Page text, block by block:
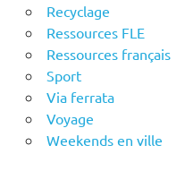
Recyclage
Ressources FLE
Ressources français
Sport
Via ferrata
Voyage
Weekends en ville